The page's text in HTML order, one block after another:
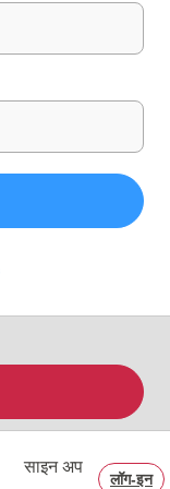
साइन अप
लॉग‑इन